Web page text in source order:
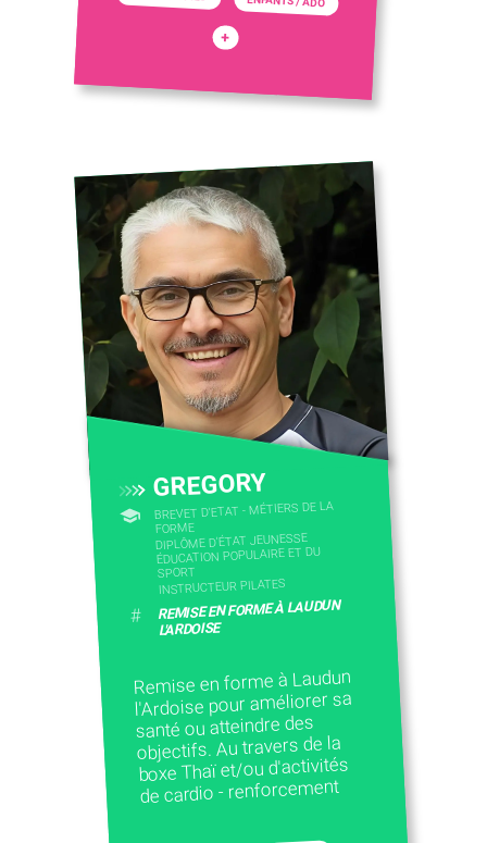
+
GREGORY
BREVET D'ETAT - MÉTIERS DE LA
FORME
DIPLÔME D'ÉTAT JEUNESSE
ÉDUCATION POPULAIRE ET DU
SPORT
INSTRUCTEUR PILATES
# REMISE EN FORME À LAUDUN
L'ARDOISE
Remise en forme à Laudun
l'Ardoise pour améliorer sa
santé ou atteindre des
objectifs. Au travers de la
boxe Thaï et/ou d'activités
de cardio - renforcement